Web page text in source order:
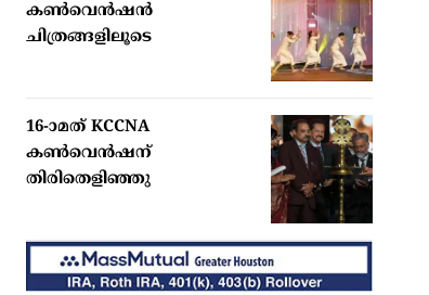
കൺവെൻഷൻ
ചിത്രങ്ങളിലൂടെ
16-ാമത് KCCNA
കൺവെൻഷന്
തിരിതെളിഞ്ഞു